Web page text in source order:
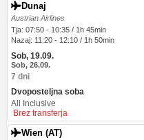
Dunaj
Austrian Airlines
Tja: 07:50 - 10:35 / 1h 45min
Nazaj: 11:20 - 12:10 / 1h 50min
Sob, 19.09.
Sob, 26.09.
7 dni
Dvoposteljna soba
All Inclusive
Brez transferja
Wien (AT)